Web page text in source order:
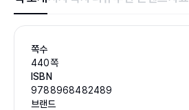
쪽수
440쪽
ISBN
9788968482489
브랜드